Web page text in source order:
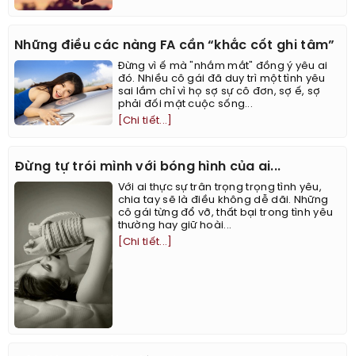
Những điều các nàng FA cần “khắc cốt ghi tâm”
Đừng vì ế mà "nhắm mắt" đồng ý yêu ai
đó. Nhiều cô gái đã duy trì một tình yêu
sai lầm chỉ vì họ sợ sự cô đơn, sợ ế, sợ
phải đối mặt cuộc sống...
[Chi tiết...]
Đừng tự trói mình với bóng hình của ai...
Với ai thực sự trân trọng trọng tình yêu,
chia tay sẽ là điều không dễ dãi. Những
cô gái từng đổ vỡ, thất bại trong tình yêu
thường hay giữ hoài...
[Chi tiết...]